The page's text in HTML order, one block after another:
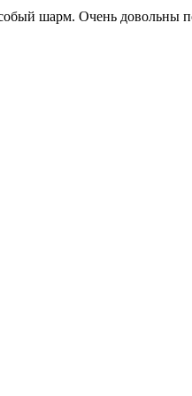
шарм. Очень довольны